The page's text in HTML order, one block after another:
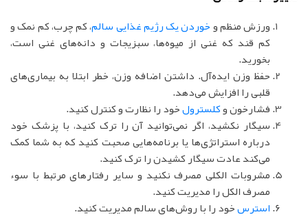
ورزش منظم وخوردن یک رژیم غذایی سالم، کم چرب، کم نمک و
کم قند که غنی از میوه‌ها، سبزیجات و دانه‌های غنی است،
بخورید.
حفظ وزن ایده‌آل. داشتن اضافه وزن، خطر ابتلا به بیماری‌های
قلبی را افزایش می‌دهد.
فشارخون وکلسترولخود را نظارت و کنترل کنید.
سیگار نکشید، اگر نمی‌توانید آن را ترک کنید، با پزشک خود
درباره استراتژی‌ها یا برنامه‌هایی صحبت کنید که به شما کمک
می‌کند عادت سیگار کشیدن را ترک کنید.
مشروبات الکلی مصرف نکنید و سایر رفتارهای مرتبط با سوء
مصرف الکل را مدیریت کنید.
استرسخود را با روش‌های سالم مدیریت کنید.